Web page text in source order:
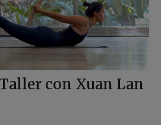
con Xuan Lan